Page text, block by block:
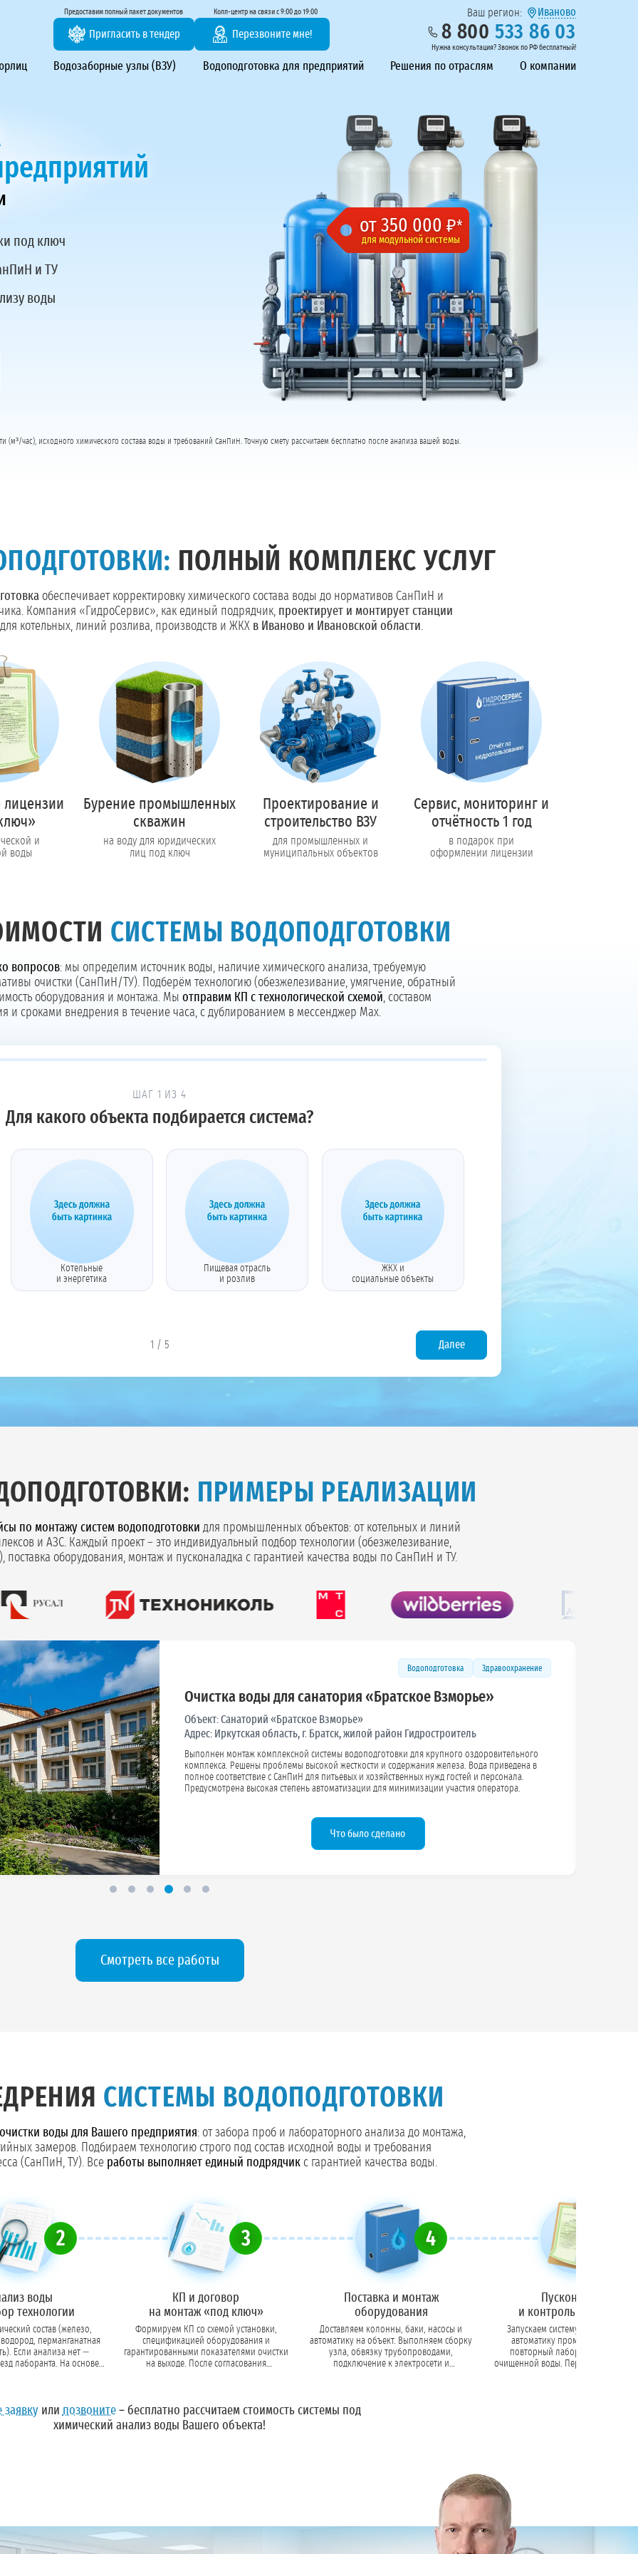
Предоставим полный пакет документов
Пригласить в тендер
Колл-центр на связи с 9:00 до 19:00
Перезвоните мне!
Ваш регион: Иваново
8 800 533 86 03
Нужна консультация? Звонок по РФ бесплатный!
ВЗУ, системы водоподготовки
Водозаборные узлы (ВЗУ) Водоподготовка для предприятий Решения по отраслям О компании
под ключ
и ТУ
воды
от 350 000 ₽*
для модульной системы
(м³/час), исходного химического состава воды и требований СанПиН. Точную смету рассчитаем бесплатно после анализа вашей воды.
ПОЛНЫЙ КОМПЛЕКС УСЛУГ
обеспечивает корректировку химического состава воды до нормативов СанПиН и
Компания «ГидроСервис», как единый подрядчик, проектирует и монтирует станции
котельных, линий розлива, производств и ЖКХ в Иваново и Ивановской области.
лицензии
и
воды
Бурение промышленных
скважин
на воду для юридических
лиц под ключ
Проектирование и
строительство ВЗУ
для промышленных и
муниципальных объектов
Сервис, мониторинг и
отчётность 1 год
в подарок при
оформлении лицензии
Предоставим полный пакет документов
Пригласить в тендер
Колл-центр на связи с 9:00 до 19:00
Перезвоните мне!
СИСТЕМЫ ВОДОПОДГОТОВКИ
вопросов: мы определим источник воды, наличие химического анализа, требуемую
очистки (СанПиН/ТУ). Подберём технологию (обезжелезивание, умягчение, обратный
оборудования и монтажа. Мы отправим КП с технологической схемой, составом
и сроками внедрения в течение часа, с дублированием в мессенджер Max.
ШАГ 1 ИЗ 4
Для какого объекта подбирается система?
Котельные
и энергетика
Пищевая отрасль
и розлив
ЖКХ и
социальные объекты
1 / 5 Далее
ПРИМЕРЫ РЕАЛИЗАЦИИ
по монтажу систем водоподготовки для промышленных объектов: от котельных и линий
и АЗС. Каждый проект – это индивидуальный подбор технологии (обезжелезивание,
поставка оборудования, монтаж и пусконаладка с гарантией качества воды по СанПиН и ТУ.
Водоподготовка Горная промышленность
Подготовка техводы для мраморного карьера
Объект:Карьер по обработке мрамора
Адрес: Челябинская область, Карталинский район, с. Еленинка
Развернута система подготовки технической воды для технологических процессов добычи и
обработки камня. Оборудование устойчиво к высоким нагрузкам и загрязненности исходной
воды. Решение продлевает срок службы насосного оборудования и исключает образование
отложений в трубопроводах.
Подробнее
Смотреть все работы
СИСТЕМЫ ВОДОПОДГОТОВКИ
воды для Вашего предприятия: от забора проб и лабораторного анализа до монтажа,
замеров. Подбираем технологию строго под состав исходной воды и требования
(СанПиН, ТУ). Все работы выполняет единый подрядчикс гарантией качества воды.
2
воды
технологии
состав (железо,
перманганатная
Если анализа нет —
лаборанта. На основе
3
КП и договор
на монтаж «под ключ»
Формируем КП со схемой установки,
спецификацией оборудования и
гарантированными показателями очистки
на выходе. После согласования
4
Поставка и монтаж
оборудования
Доставляем колонны, баки, насосы и
автоматику на объект. Выполняем сборку
узла, обвязку трубопроводами,
подключение к электросети и
Пусконаладка
и контрольный анализ
Запускаем систему,
автоматику промывок.
повторный лабораторный
очищенной воды. Передаем заказчику акт
Оставьте заявкуили позвоните– бесплатно рассчитаем стоимость системы под
химический анализ воды Вашего объекта!